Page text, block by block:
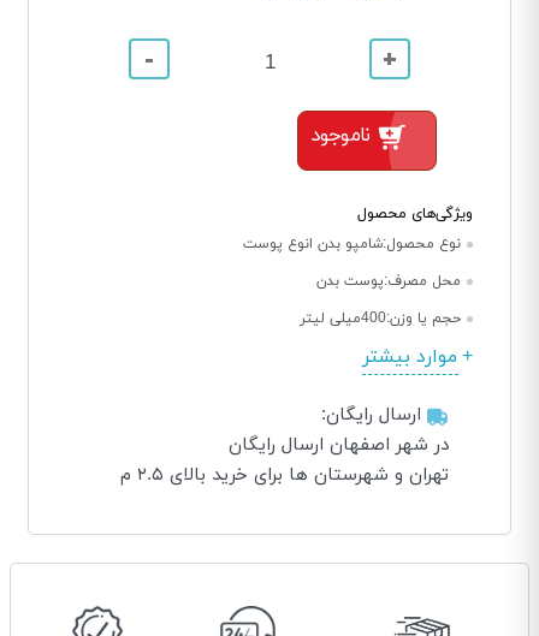
+
-
ناموجود
ویژگی‌های محصول
نوع محصول:شامپو بدن انوع پوست
محل مصرف:پوست بدن
حجم یا وزن:400میلی لیتر
موارد بیشتر
ارسال رایگان:
در شهر اصفهان ارسال رایگان
تهران و شهرستان ها برای خرید بالای ۲.۵ م